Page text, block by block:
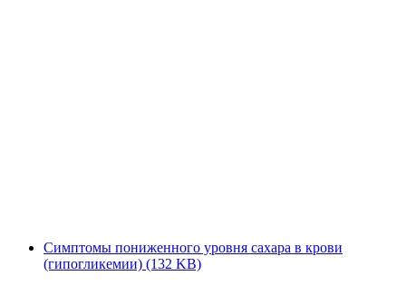
Симптомы пониженного уровня сахара в крови
(гипогликемии) (132 KB)